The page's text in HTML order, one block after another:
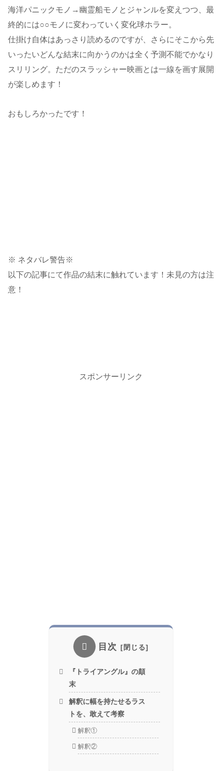
海洋パニックモノ→幽霊船モノとジャンルを変えつつ、最
終的には○○モノに変わっていく変化球ホラー。
仕掛け自体はあっさり読めるのですが、さらにそこから先
いったいどんな結末に向かうのかは全く予測不能でかなり
スリリング。ただのスラッシャー映画とは一線を画す展開
が楽しめます！
おもしろかったです！
※ ネタバレ警告※
以下の記事にて作品の結末に触れています！未見の方は注
意！
スポンサーリンク
目次
『トライアングル』の顛
末
解釈に幅を持たせるラス
トを、敢えて考察
解釈①
解釈②